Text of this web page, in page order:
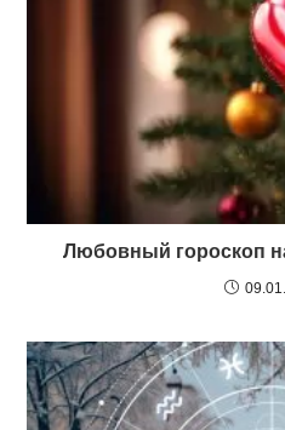
Любовный гороскоп